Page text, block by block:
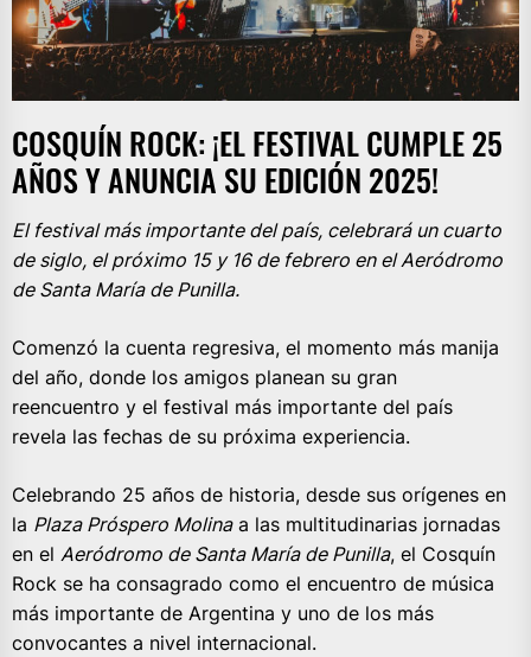
COSQUÍN ROCK: ¡EL FESTIVAL CUMPLE 25
AÑOS Y ANUNCIA SU EDICIÓN 2025!
El festival más importante del país, celebrará un cuarto
de siglo, el próximo 15 y 16 de febrero en el Aeródromo
de Santa María de Punilla.
Comenzó la cuenta regresiva, el momento más manija
del año, donde los amigos planean su gran
reencuentro y el festival más importante del país
revela las fechas de su próxima experiencia.
Celebrando 25 años de historia, desde sus orígenes en
la Plaza Próspero Molinaa las multitudinarias jornadas
en el Aeródromo de Santa María de Punilla, el Cosquín
Rock se ha consagrado como el encuentro de música
más importante de Argentina y uno de los más
convocantes a nivel internacional.